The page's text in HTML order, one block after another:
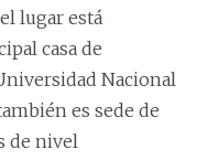
lugar está
casa de
Nacional
es sede de
de nivel